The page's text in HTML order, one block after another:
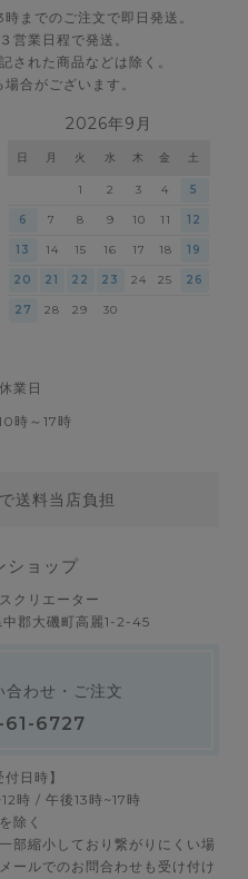
までのご注文で即日発送。
営業日程で発送。
された商品などは除く。
合がございます。
2026年9月
日 月 火 水 木 金 土
1 2 3 4 5
6 7 8 9 10 11 12
13 14 15 16 17 18 19
20 21 22 23 24 25 26
27 28 29 30
業日
時～17時
送料当店負担
ショップ
クリエーター
郡大磯町高麗1-2-45
合わせ・ご注文
6727
付日時】
時 / 午後13時~17時
除く
部縮小しており繋がりにくい場
ールでのお問合わせも受け付け